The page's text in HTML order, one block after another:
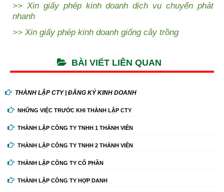
>> Xin giấy phép kinh doanh dịch vụ chuyển phát
nhanh
>> Xin giấy phép kinh doanh giống cây trồng
BÀI VIẾT LIÊN QUAN
THÀNH LẬP CTY | ĐĂNG KÝ KINH DOANH
NHỮNG VIỆC TRƯỚC KHI THÀNH LẬP CTY
THÀNH LẬP CÔNG TY TNHH 1 THÀNH VIÊN
THÀNH LẬP CÔNG TY TNHH 2 THÀNH VIÊN
THÀNH LẬP CÔNG TY CỔ PHẦN
THÀNH LẬP CÔNG TY HỢP DANH